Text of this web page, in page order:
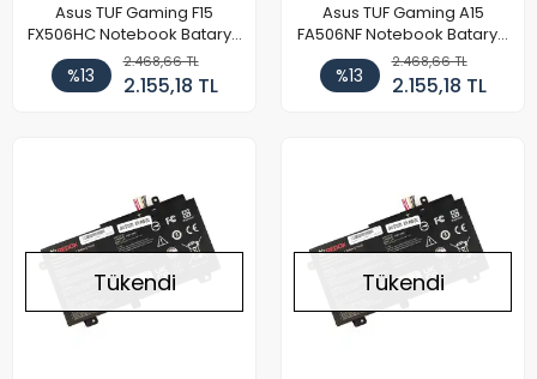
Asus TUF Gaming F15
FX506HC Notebook Batarya
Pil
%13
2.468,66 TL
2.155,18 TL
Asus TUF Gaming A15
FA506NF Notebook Batarya
Pil
%13
2.468,66 TL
2.155,18 TL
Tükendi Tükendi